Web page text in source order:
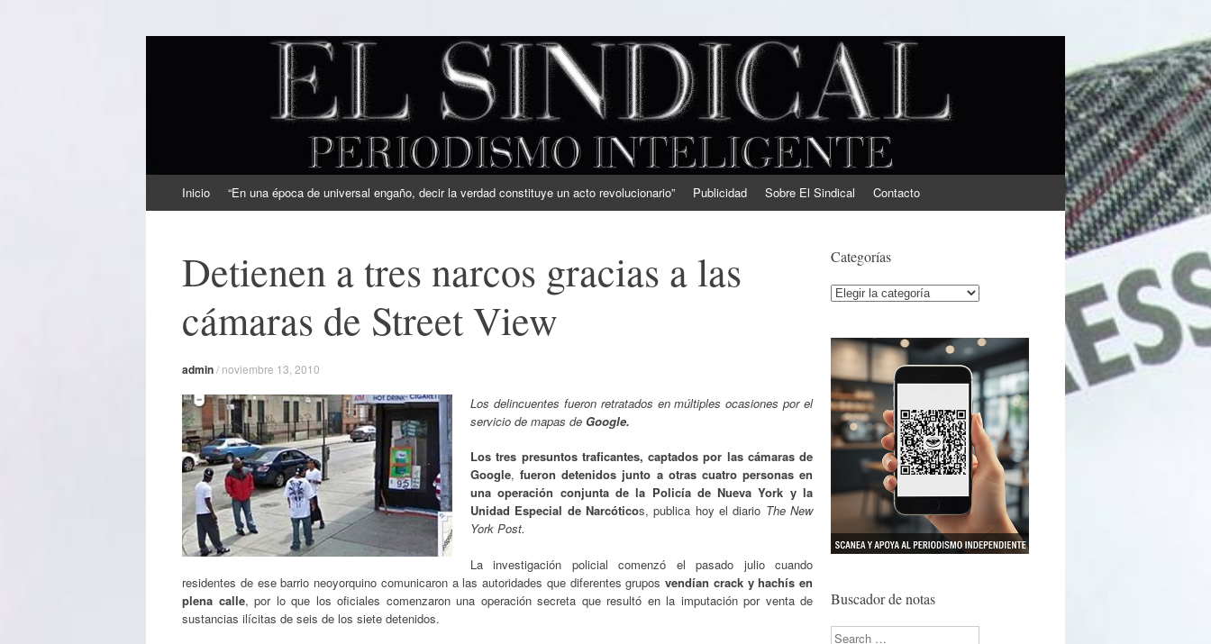
EL SINDICAL
Periodismo Inteligente
al
Inicio “En una época de universal engaño, decir la verdad constituye un acto revolucionario” Publicidad Sobre El Sindical Contacto
Detienen a tres narcos gracias a las
cámaras de Street View
admin/ noviembre 13, 2010
Los delincuentes fueron retratados en múltiples ocasiones por el
servicio de mapas de Google.
Los tres presuntos traficantes, captados por las cámaras de
Google,fueron detenidos junto a otras cuatro personas en
una operación conjunta de la Policía de Nueva York y la
Unidad Especial de Narcóticos, publica hoy el diario The New
York Post.
La investigación policial comenzó el pasado julio cuando
residentes de ese barrio neoyorquino comunicaron a las autoridades que diferentes grupos vendían crack y hachís en
plena calle, por lo que los oficiales comenzaron una operación secreta que resultó en la imputación por venta de
sustancias ilícitas de seis de los siete detenidos.
Categorías
Categorías
Buscador de notas
Search